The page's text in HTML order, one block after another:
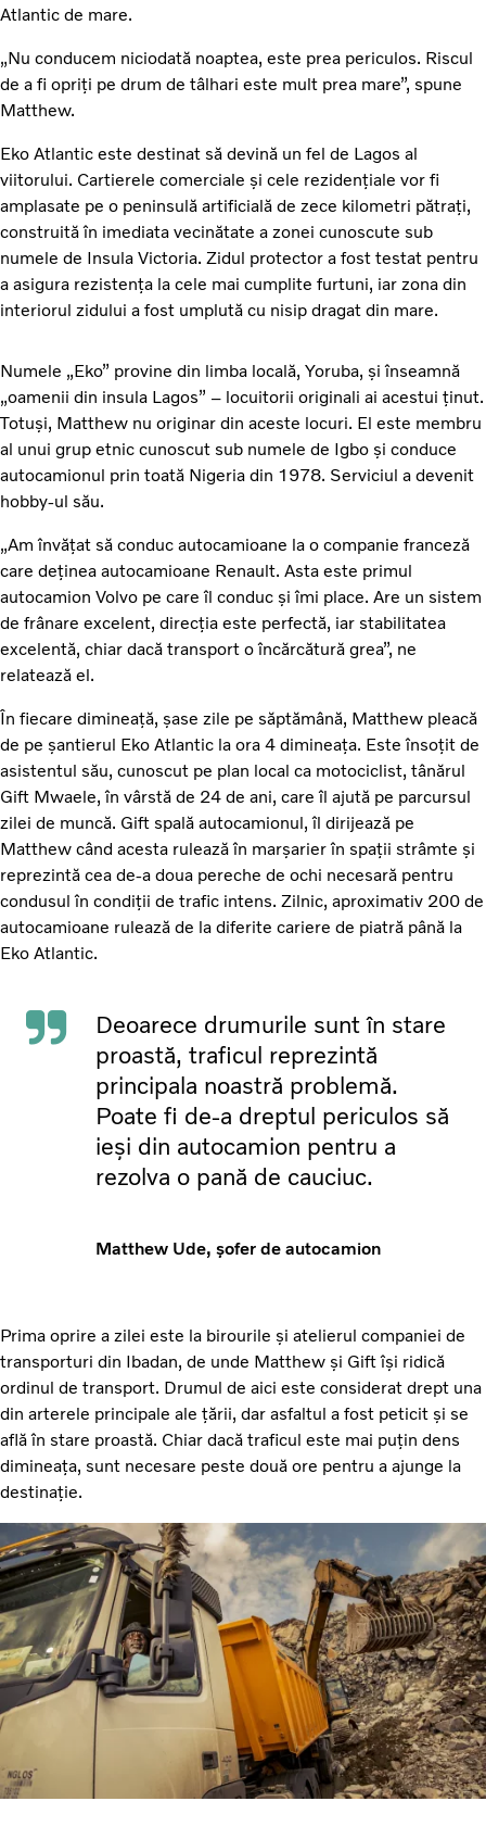
Atlantic de mare.
„Nu conducem niciodată noaptea, este prea periculos. Riscul
de a fi opriți pe drum de tâlhari este mult prea mare”, spune
Matthew.
Eko Atlantic este destinat să devină un fel de Lagos al
viitorului. Cartierele comerciale și cele rezidențiale vor fi
amplasate pe o peninsulă artificială de zece kilometri pătrați,
construită în imediata vecinătate a zonei cunoscute sub
numele de Insula Victoria. Zidul protector a fost testat pentru
a asigura rezistența la cele mai cumplite furtuni, iar zona din
interiorul zidului a fost umplută cu nisip dragat din mare.
Numele „Eko” provine din limba locală, Yoruba, și înseamnă
„oamenii din insula Lagos” – locuitorii originali ai acestui ținut.
Totuși, Matthew nu originar din aceste locuri. El este membru
al unui grup etnic cunoscut sub numele de Igbo și conduce
autocamionul prin toată Nigeria din 1978. Serviciul a devenit
hobby-ul său.
„Am învățat să conduc autocamioane la o companie franceză
care deținea autocamioane Renault. Asta este primul
autocamion Volvo pe care îl conduc și îmi place. Are un sistem
de frânare excelent, direcția este perfectă, iar stabilitatea
excelentă, chiar dacă transport o încărcătură grea”, ne
relatează el.
În fiecare dimineață, șase zile pe săptămână, Matthew pleacă
de pe șantierul Eko Atlantic la ora 4 dimineața. Este însoțit de
asistentul său, cunoscut pe plan local ca motociclist, tânărul
Gift Mwaele, în vârstă de 24 de ani, care îl ajută pe parcursul
zilei de muncă. Gift spală autocamionul, îl dirijează pe
Matthew când acesta rulează în marșarier în spații strâmte și
reprezintă cea de-a doua pereche de ochi necesară pentru
condusul în condiții de trafic intens. Zilnic, aproximativ 200 de
autocamioane rulează de la diferite cariere de piatră până la
Eko Atlantic.
Deoarece drumurile sunt în stare
proastă, traficul reprezintă
principala noastră problemă.
Poate fi de-a dreptul periculos să
ieși din autocamion pentru a
rezolva o pană de cauciuc.
Matthew Ude, șofer de autocamion
Prima oprire a zilei este la birourile și atelierul companiei de
transporturi din Ibadan, de unde Matthew și Gift își ridică
ordinul de transport. Drumul de aici este considerat drept una
din arterele principale ale țării, dar asfaltul a fost peticit și se
află în stare proastă. Chiar dacă traficul este mai puțin dens
dimineața, sunt necesare peste două ore pentru a ajunge la
destinație.